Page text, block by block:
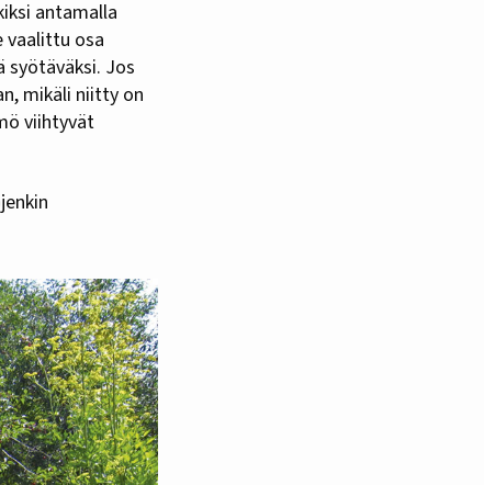
antamalla
vaalittu osa
syötäväksi. Jos
mikäli niitty on
viihtyvät